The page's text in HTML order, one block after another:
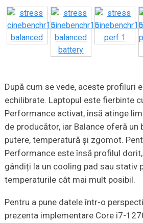
După cum se vede, aceste profiluri
echilibrate. Laptopul este fierbinte
Performance activat, însă atinge
de producător, iar Balance oferă un
putere, temperatură și zgomot.
Performance este însă profilul
gândiți la un cooling pad sau stativ
temperaturile cât mai mult posibil.
Pentru a pune datele într-o
prezenta implementare Core i7-